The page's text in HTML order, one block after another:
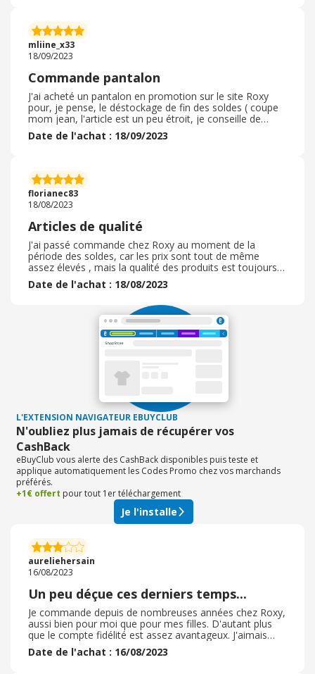
étaient très bien emballés séparément. Ils étaient encore
plus beaux qu'en photos, et la qualité de la marque Roxy
n'est plus a prouver.
mliine_x33
18/09/2023
Commande pantalon
J'ai acheté un pantalon en promotion sur le site Roxy
pour, je pense, le déstockage de fin des soldes ( coupe
mom jean, l'article est un peu étroit, je conseille de
prevoir une taille au dessus pour ce type de coupe) .
D'abord j'ai pris une carte cadeau sur EbuyClub, puis j'ai
passée par le lien EbuyClub pour me rendre sur le site
Roxy afin de bénéficier du cashback annoncé par
l'application.
Date de l'achat : 18/09/2023
florianec83
18/08/2023
Articles de qualité
J'ai passé commande chez Roxy au moment de la
période des soldes, car les prix sont tout de même
assez élevés , mais la qualité des produits est toujours
au rendez-vous. En Plus des réductions en solde , J’ai pu
profiter d’un code promo afin de réduire encore
livraison a été respecté conformément au délai qui était
indiqué lors de la validation de mon achat. Il s’agit de
mon troisième achat en solde chez Roxy , une chose est
sûre je recommanderai de nouveau en période de solde
soldes sont très intéressantes
Date de l'achat : 18/08/2023
L'EXTENSION NAVIGATEUR EBUYCLUB
N'oubliez plus jamais de récupérer vos
CashBack
eBuyClub vous alerte des CashBack disponibles puis teste et
applique automatiquement les Codes Promo chez vos marchands
préférés.
+1€ offert pour tout 1er téléchargement
Je l'installe
aureliehersain
16/08/2023
Un peu déçue ces derniers temps...
Je commande depuis de nombreuses années chez Roxy,
aussi bien pour moi que pour mes filles. D'autant plus
que le compte fidélité est assez avantageux. J'aimais
bien leurs vêtements, les motifs utilisés et la qualité.
Mais depuis quelques temps les prix se sont envolés, si
Date de l'achat : 16/08/2023